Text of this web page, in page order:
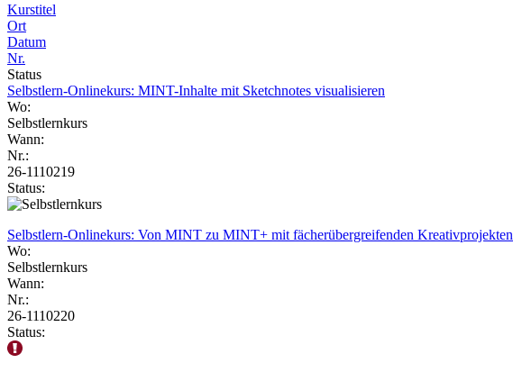
Kurstitel
Ort
Datum
Nr.
Status
Selbstlern-Onlinekurs: MINT-Inhalte mit Sketchnotes visualisieren
Wo:
Selbstlernkurs
Wann:
Nr.:
26-1110219
Status:
Selbstlern-Onlinekurs: Von MINT zu MINT+ mit fächerübergreifenden Kreativprojekten
Wo:
Selbstlernkurs
Wann:
Nr.:
26-1110220
Status: